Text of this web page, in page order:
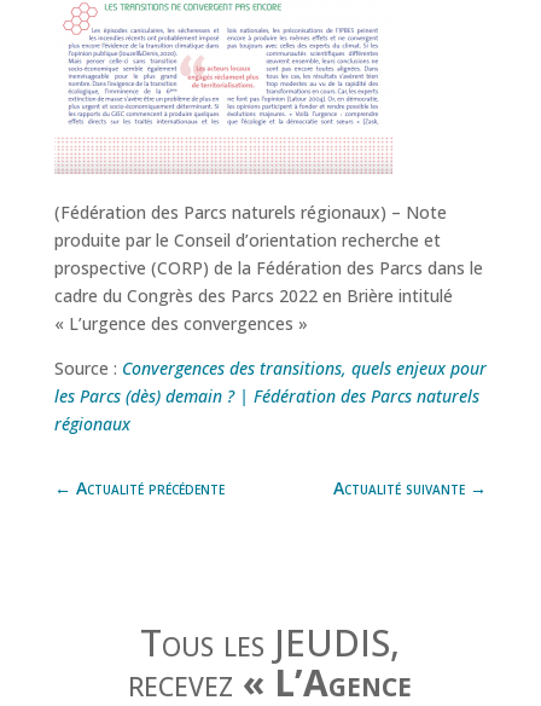
(Fédération des Parcs naturels régionaux) – Note
produite par le Conseil d’orientation recherche et
prospective (CORP) de la Fédération des Parcs dans le
cadre du Congrès des Parcs 2022 en Brière intitulé
« L’urgence des convergences »
Source : Convergences des transitions, quels enjeux pour
les Parcs (dès) demain ? | Fédération des Parcs naturels
régionaux
← Actualité précédente Actualité suivante →
Tous les JEUDIS,
recevez « L’Agence